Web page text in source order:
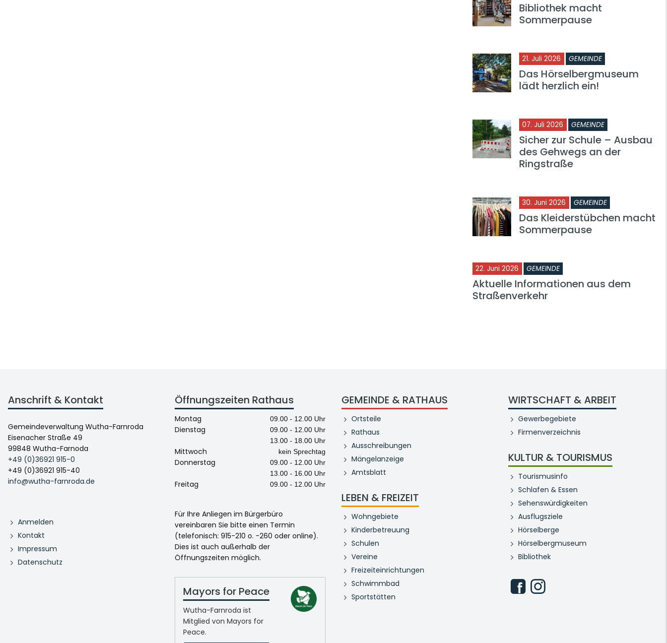
Bibliothek macht
Sommerpause
21. Juli 2026 GEMEINDE
Das Hörselbergmuseum
lädt herzlich ein!
07. Juli 2026 GEMEINDE
Sicher zur Schule – Ausbau
des Gehwegs an der
Ringstraße
30. Juni 2026 GEMEINDE
Das Kleiderstübchen macht
Sommerpause
22. Juni 2026 GEMEINDE
Aktuelle Informationen aus dem
Straßenverkehr
Anschrift & Kontakt
Gemeindeverwaltung Wutha-Farnroda
Eisenacher Straße 49
99848 Wutha-Farnoda
+49 (0)36921 915-0
+49 (0)36921 915-40
info@wutha-farnroda.de
Anmelden
Kontakt
Impressum
Datenschutz
Öffnungszeiten Rathaus
Montag 09.00 - 12.00 Uhr
Dienstag
09.00 - 12.00 Uhr
13.00 - 18.00 Uhr
Mittwoch kein Sprechtag
Donnerstag
09.00 - 12.00 Uhr
13.00 - 16.00 Uhr
Freitag 09.00 - 12.00 Uhr
Für Ihre Anliegen im Bürgerbüro
vereinbaren Sie bitte einen Termin
(telefonisch: 915-210 o. -260 oder online).
Dies ist auch außerhalb der
Öffnungszeiten möglich.
Mayors for Peace
Wutha-Farnroda ist
Mitglied von Mayors for
Peace.
GEMEINDE & RATHAUS
Ortsteile
Rathaus
Ausschreibungen
Mängelanzeige
Amtsblatt
LEBEN & FREIZEIT
Wohngebiete
Kinderbetreuung
Schulen
Vereine
Freizeiteinrichtungen
Schwimmbad
Sportstätten
WIRTSCHAFT & ARBEIT
Gewerbegebiete
Firmenverzeichnis
KULTUR & TOURISMUS
Tourismusinfo
Schlafen & Essen
Sehenswürdigkeiten
Ausflugsziele
Hörselberge
Hörselbergmuseum
Bibliothek